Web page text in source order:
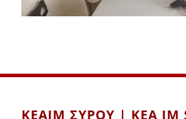
ΚΕΑΙΜ ΣΥΡΟΥ | KEA IM